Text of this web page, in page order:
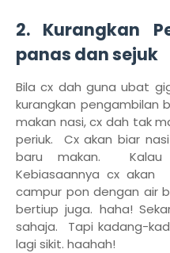
2. Kurangkan
panas dan sejuk
Bila cx dah guna ubat
kurangkan pengambilan
makan nasi, cx dah tak
periuk. Cx akan biar
baru makan.
Kebiasaannya cx
campur pon dengan air
bertiup juga. haha!
sahaja. Tapi kadang-
lagi sikit. haahah!